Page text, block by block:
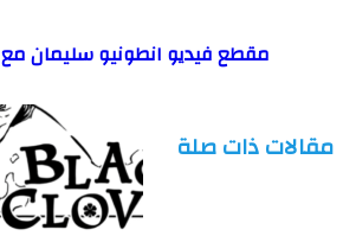
مقطع فيديو انطونيو سليمان مع اية خلف
ذات صلة